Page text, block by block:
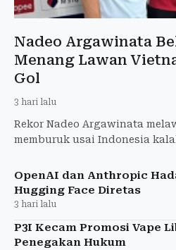
Nadeo Argawinata
Menang Lawan
Gol
3 hari lalu
Rekor Nadeo Argawinata
memburuk usai Indonesia
OpenAI dan Anthropic
Hugging Face Diretas
3 hari lalu
P3I Kecam Promosi Vape
Penegakan Hukum